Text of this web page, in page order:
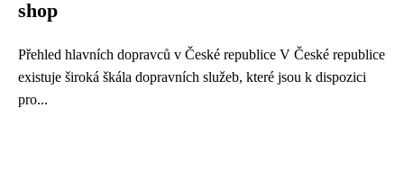
shop
Přehled hlavních dopravců v České republice V České republice
existuje široká škála dopravních služeb, které jsou k dispozici
pro...